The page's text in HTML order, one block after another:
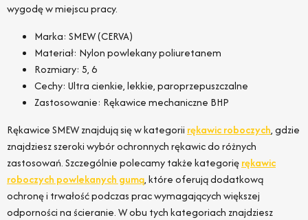
wygodę w miejscu pracy.
Marka: SMEW (CERVA)
Materiał: Nylon powlekany poliuretanem
Rozmiary: 5, 6
Cechy: Ultra cienkie, lekkie, paroprzepuszczalne
Zastosowanie: Rękawice mechaniczne BHP
Rękawice SMEW znajdują się w kategorii rękawic roboczych, gdzie
znajdziesz szeroki wybór ochronnych rękawic do różnych
zastosowań. Szczególnie polecamy także kategorięrękawic
roboczych powlekanych gumą, które oferują dodatkową
ochronę i trwałość podczas prac wymagających większej
odporności na ścieranie. W obu tych kategoriach znajdziesz